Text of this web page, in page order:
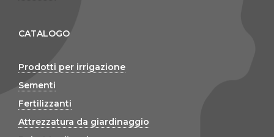
CATALOGO
Prodotti per irrigazione
Sementi
Fertilizzanti
Attrezzatura da giardinaggio